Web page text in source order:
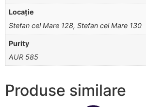
Locație
Stefan cel Mare 128, Stefan cel Mare 130
Purity
AUR 585
Produse similare